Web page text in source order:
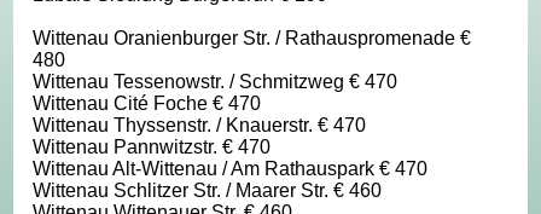
Wittenau Oranienburger Str. / Rathauspromenade €
480
Wittenau Tessenowstr. / Schmitzweg € 470
Wittenau Cité Foche € 470
Wittenau Thyssenstr. / Knauerstr. € 470
Wittenau Pannwitzstr. € 470
Wittenau Alt-Wittenau / Am Rathauspark € 470
Wittenau Schlitzer Str. / Maarer Str. € 460